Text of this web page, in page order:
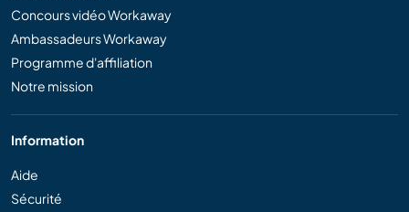
Concours vidéo Workaway
Ambassadeurs Workaway
Programme d'affiliation
Notre mission
Information
Aide
Sécurité